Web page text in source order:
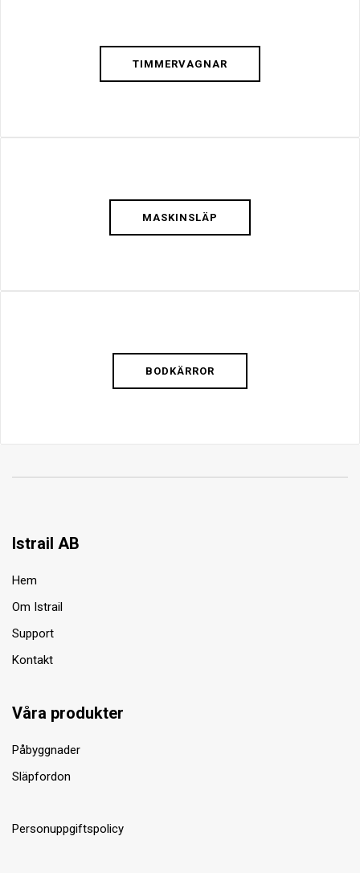
TIMMERVAGNAR
MASKINSLÄP
BODKÄRROR
Istrail AB
Hem
Om Istrail
Support
Kontakt
Våra produkter
Påbyggnader
Släpfordon
Personuppgiftspolicy